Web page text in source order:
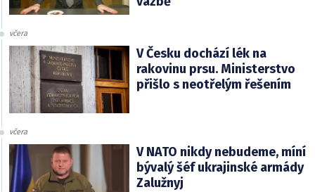
včera
V Česku dochází lék na
rakovinu prsu. Ministerstvo
přišlo s neotřelým řešením
včera
V NATO nikdy nebudeme, míní
bývalý šéf ukrajinské armády
Zalužnyj